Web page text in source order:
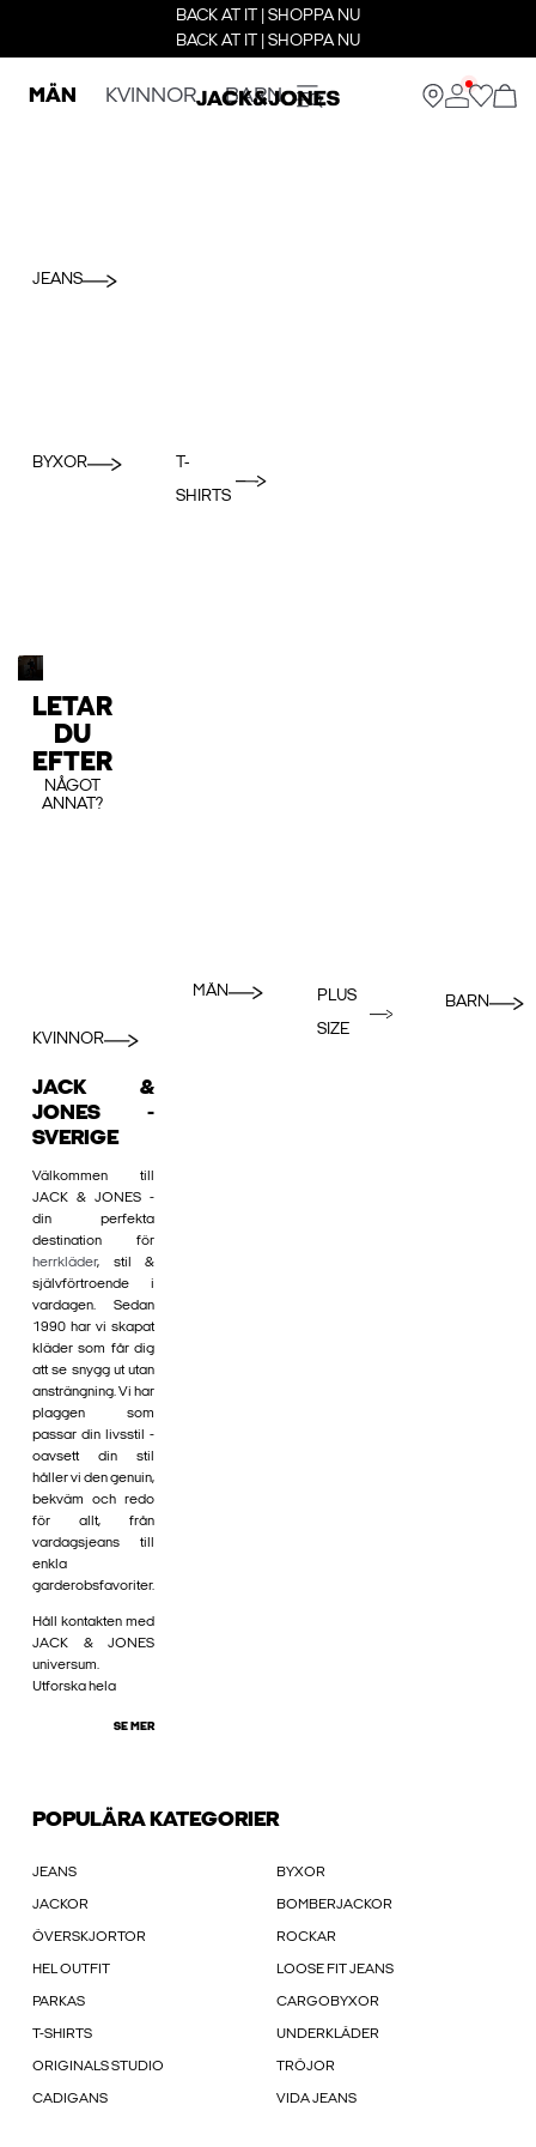
BACK AT IT | SHOPPA NU
BACK AT IT | SHOPPA NU
MÄN KVINNOR BARN
JEANS
BYXOR
T-
SHIRTS
LETAR
DU
EFTER
NÅGOT
ANNAT?
KVINNOR
MÄN
PLUS
SIZE
BARN
JACK &
JONES -
SVERIGE
Välkommen till
JACK & JONES -
din perfekta
destination för
herrkläder, stil &
självförtroende i
vardagen. Sedan
1990 har vi skapat
kläder som får dig
att se snygg ut utan
ansträngning. Vi har
plaggen som
passar din livsstil -
oavsett din stil
håller vi den genuin,
bekväm och redo
för allt, från
vardagsjeans till
enkla
garderobsfavoriter.
Håll kontakten med
JACK & JONES
universum.
Utforska hela
SE MER
POPULÄRA KATEGORIER
JEANS BYXOR
JACKOR BOMBERJACKOR
ÖVERSKJORTOR ROCKAR
HEL OUTFIT LOOSE FIT JEANS
PARKAS CARGOBYXOR
T-SHIRTS UNDERKLÄDER
ORIGINALS STUDIO TRÖJOR
CADIGANS VIDA JEANS